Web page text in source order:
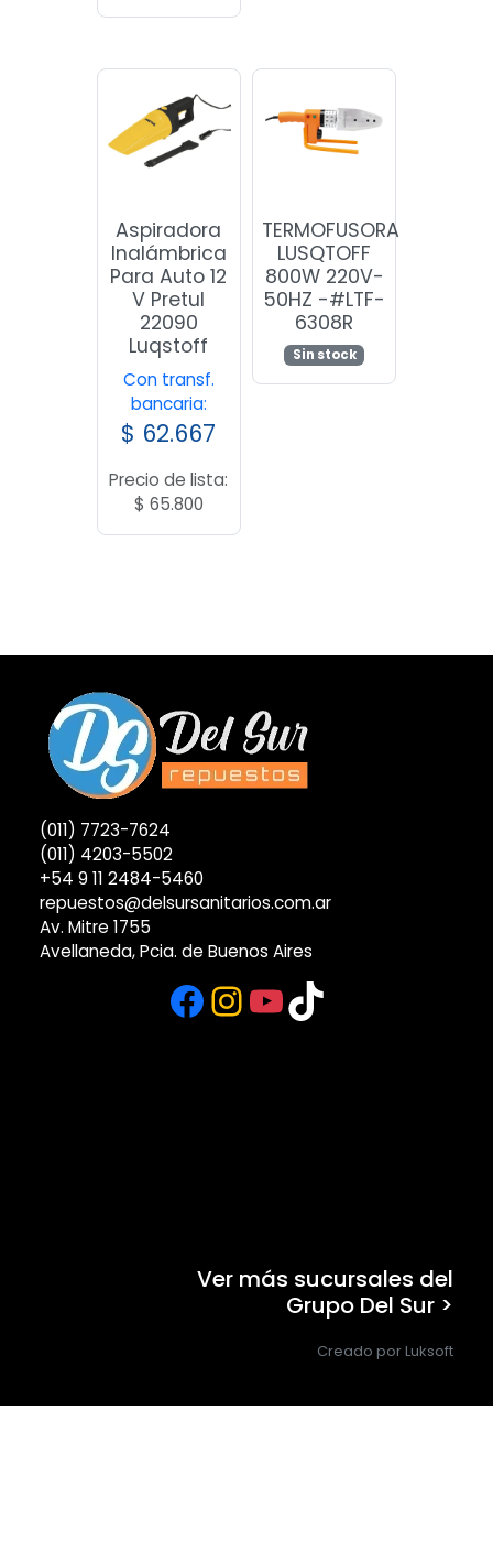
Aspiradora
Inalámbrica
Para Auto 12
V Pretul
22090
Luqstoff
Con transf.
bancaria:
$ 62.667
Precio de lista:
$ 65.800
TERMOFUSORA
LUSQTOFF
800W 220V-
50HZ -#LTF-
6308R
Sin stock
(011) 7723-7624
(011) 4203-5502
+54 9 11 2484-5460
repuestos@delsursanitarios.com.ar
Av. Mitre 1755
Avellaneda, Pcia. de Buenos Aires
Facebook
Instagram
YouTube
TikTok
Ver más sucursales del
Grupo Del Sur >
Creado por Luksoft